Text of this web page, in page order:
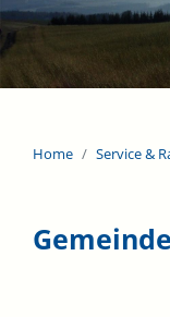
Home Service &